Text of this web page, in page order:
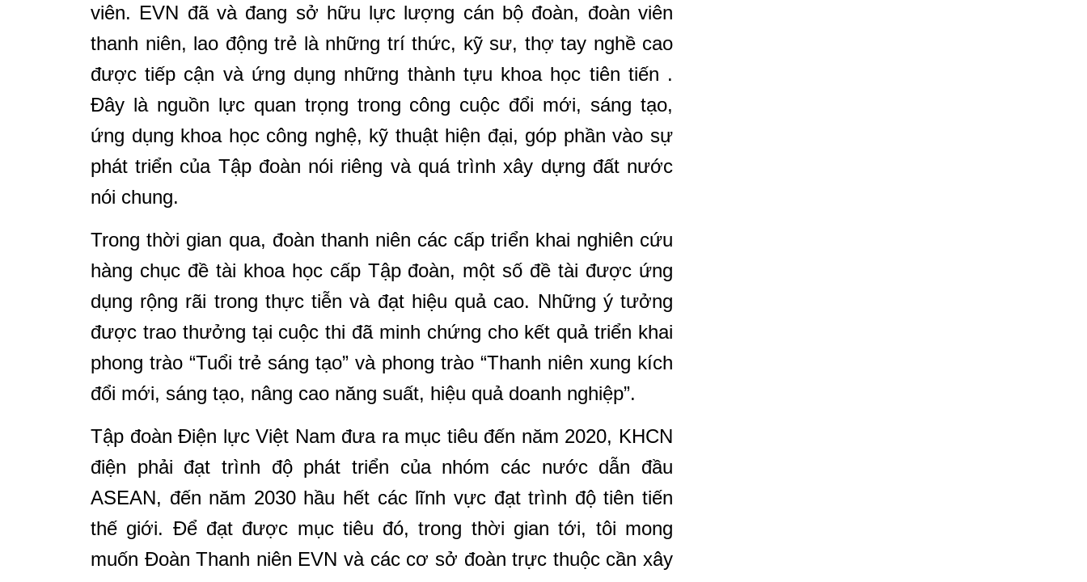
viên. EVN đã và đang sở hữu lực lượng cán bộ đoàn, đoàn viên
thanh niên, lao động trẻ là những trí thức, kỹ sư, thợ tay nghề cao
được tiếp cận và ứng dụng những thành tựu khoa học tiên tiến .
Đây là nguồn lực quan trọng trong công cuộc đổi mới, sáng tạo,
ứng dụng khoa học công nghệ, kỹ thuật hiện đại, góp phần vào sự
phát triển của Tập đoàn nói riêng và quá trình xây dựng đất nước
nói chung.
Trong thời gian qua, đoàn thanh niên các cấp triển khai nghiên cứu
hàng chục đề tài khoa học cấp Tập đoàn, một số đề tài được ứng
dụng rộng rãi trong thực tiễn và đạt hiệu quả cao. Những ý tưởng
được trao thưởng tại cuộc thi đã minh chứng cho kết quả triển khai
phong trào “Tuổi trẻ sáng tạo” và phong trào “Thanh niên xung kích
đổi mới, sáng tạo, nâng cao năng suất, hiệu quả doanh nghiệp”.
Tập đoàn Điện lực Việt Nam đưa ra mục tiêu đến năm 2020, KHCN
điện phải đạt trình độ phát triển của nhóm các nước dẫn đầu
ASEAN, đến năm 2030 hầu hết các lĩnh vực đạt trình độ tiên tiến
thế giới. Để đạt được mục tiêu đó, trong thời gian tới, tôi mong
muốn Đoàn Thanh niên EVN và các cơ sở đoàn trực thuộc cần xây